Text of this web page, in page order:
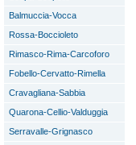
Balmuccia-Vocca
Rossa-Boccioleto
Rimasco-Rima-Carcoforo
Fobello-Cervatto-Rimella
Cravagliana-Sabbia
Quarona-Cellio-Valduggia
Serravalle-Grignasco